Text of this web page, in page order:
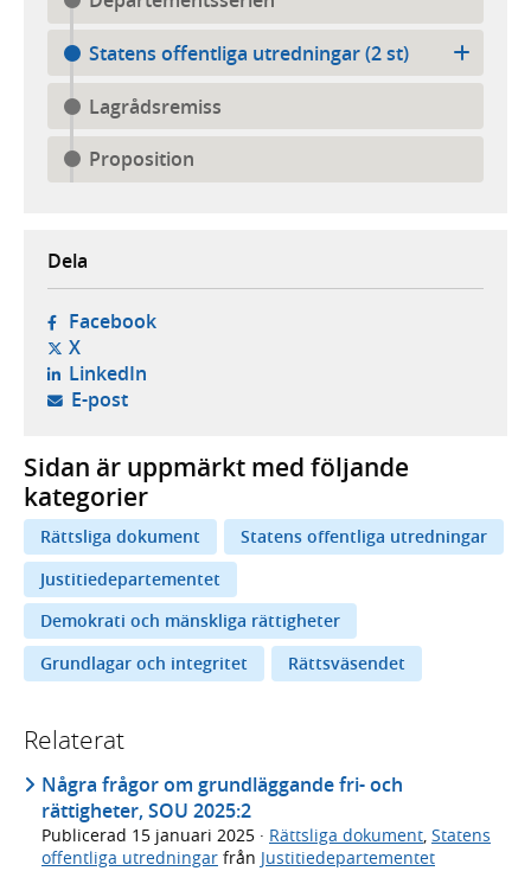
Statens offentliga utredningar (2 st)
Lagrådsremiss
Proposition
Dela
Facebook- öppnas i ny flik, extern webbplats,
X- öppnas i ny flik, extern webbplats,
LinkedIn- öppnas i ny flik, extern webbplats,
E-post- öppnar din e-postklient,
Sidan är uppmärkt med följande
kategorier
Rättsliga dokument
Statens offentliga utredningar
Justitiedepartementet
Demokrati och mänskliga rättigheter
Grundlagar och integritet
Rättsväsendet
Relaterat
Några frågor om grundläggande fri- och
rättigheter, SOU 2025:2
Publicerad 15 januari 2025 · Rättsliga dokument, Statens
offentliga utredningar från Justitiedepartementet